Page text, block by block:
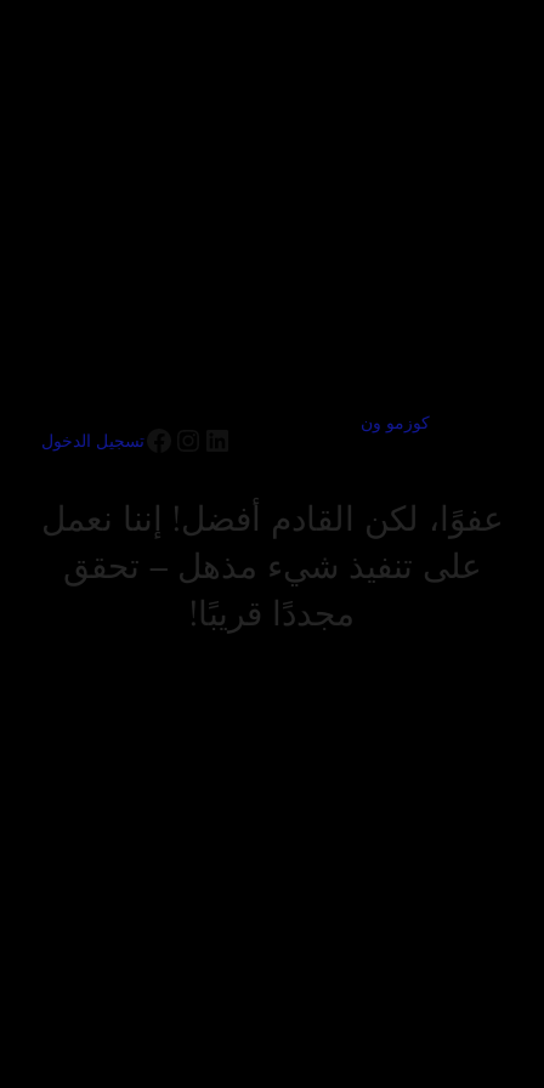
كوزمو ون
تسجيل الدخول
عفوًا، لكن القادم أفضل! إننا نعمل
على تنفيذ شيء مذهل – تحقق
مجددًا قريبًا!